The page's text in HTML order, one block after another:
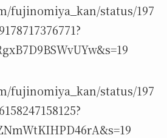
fujinomiya_kan/status/197
fujinomiya_kan/status/197